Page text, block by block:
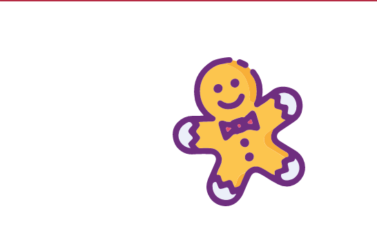
© provaprodottigratis.it 2023 | All Rights Reserved.